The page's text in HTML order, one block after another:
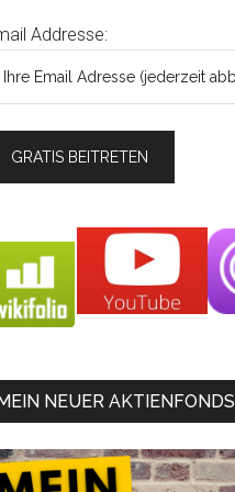
Addresse:
NEUER AKTIENFONDS